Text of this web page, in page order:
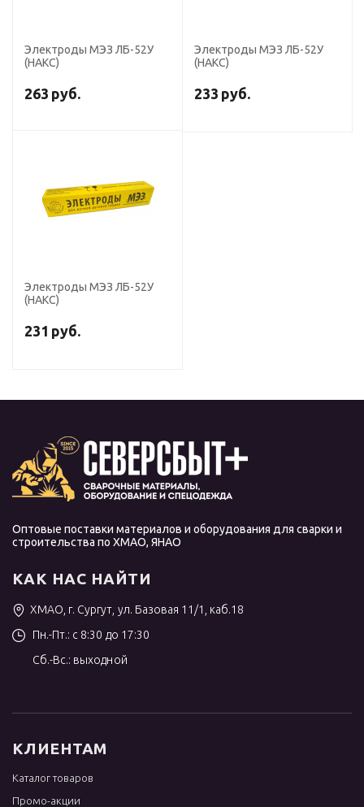
Электроды МЭЗ ЛБ-52У
(НАКС)
263 руб.
Электроды МЭЗ ЛБ-52У
(НАКС)
233 руб.
Электроды МЭЗ ЛБ-52У
(НАКС)
231 руб.
Оптовые поставки материалов и оборудования для сварки и
строительства по ХМАО, ЯНАО
КАК НАС НАЙТИ
ХМАО, г. Сургут, ул. Базовая 11/1, каб.18
Пн.-Пт.: с 8:30 до 17:30
Сб.-Вс.: выходной
КЛИЕНТАМ
Каталог товаров
Промо-акции